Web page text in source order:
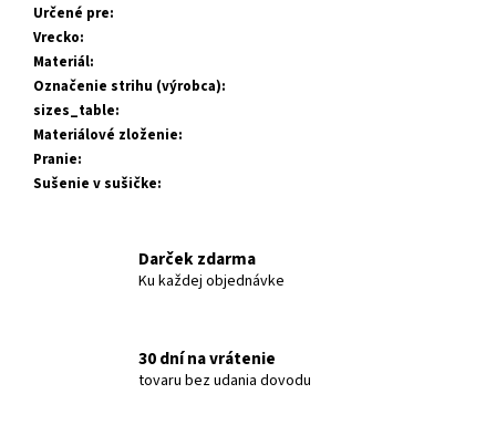
Určené pre:
Vrecko:
Materiál:
Označenie strihu (výrobca):
sizes_table:
Materiálové zloženie:
Pranie:
Sušenie v sušičke:
Darček zdarma
Ku každej objednávke
30 dní na vrátenie
tovaru bez udania dovodu